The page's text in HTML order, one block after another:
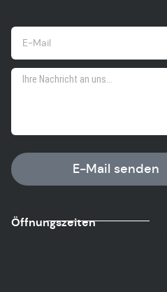
E-Mail senden
Öffnungszeiten